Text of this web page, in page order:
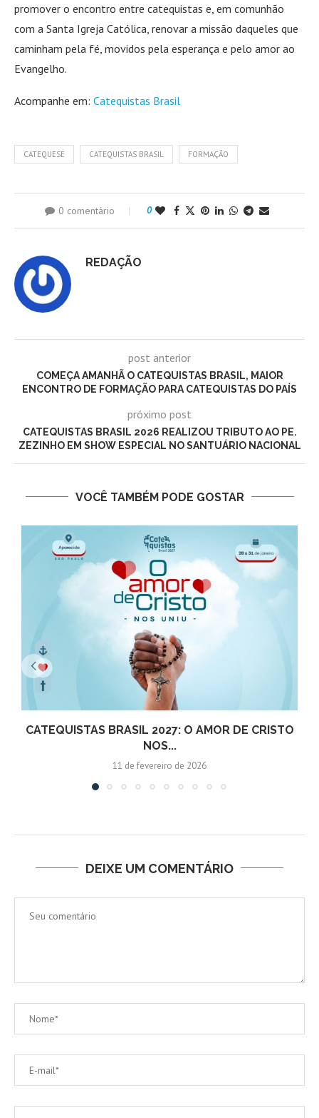
promover o encontro entre catequistas e, em comunhão
com a Santa Igreja Católica, renovar a missão daqueles que
caminham pela fé, movidos pela esperança e pelo amor ao
Evangelho.
Acompanhe em: Catequistas Brasil
CATEQUESE CATEQUISTAS BRASIL FORMAÇÃO
0 comentário 0
REDAÇÃO
post anterior
COMEÇA AMANHÃ O CATEQUISTAS BRASIL, MAIOR
ENCONTRO DE FORMAÇÃO PARA CATEQUISTAS DO PAÍS
próximo post
CATEQUISTAS BRASIL 2026 REALIZOU TRIBUTO AO PE.
ZEZINHO EM SHOW ESPECIAL NO SANTUÁRIO NACIONAL
VOCÊ TAMBÉM PODE GOSTAR
CATEQUISTAS BRASIL 2027: O AMOR DE CRISTO
NOS...
11 de fevereiro de 2026
DEIXE UM COMENTÁRIO